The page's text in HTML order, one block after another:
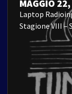
MAGGIO
Laptop
Stagione VIII –